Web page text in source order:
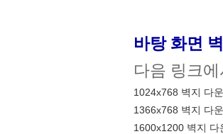
바탕 화면
다음 링크
1024x768 벽지 다
1366x768 벽지 다
1600x1200 벽지 다